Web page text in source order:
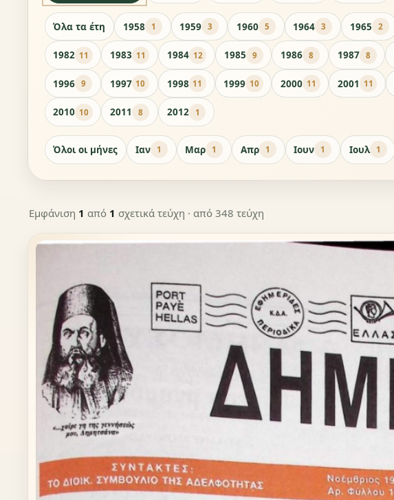
Όλα τα έτη 1958 1 1959 3 1960 5 1964 3 1965 2
1982 11 1983 11 1984 12 1985 9 1986 8 1987 8
1996 9 1997 10 1998 11 1999 10 2000 11 2001 11
2010 10 2011 8 2012 1
Όλοι οι μήνες Ιαν 1 Μαρ 1 Απρ 1 Ιουν 1 Ιουλ 1
Εμφάνιση 1 από 1 σχετικά τεύχη · από 348 τεύχη